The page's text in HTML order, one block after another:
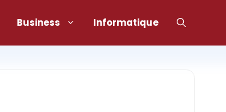
Business Informatique